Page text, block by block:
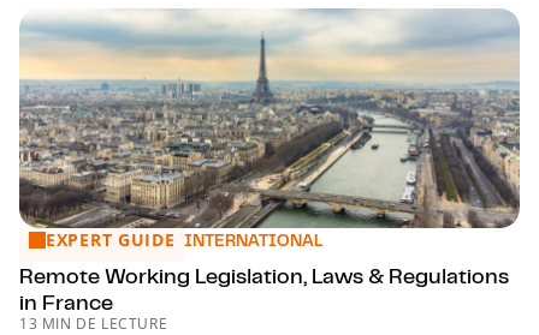
Remote Working Legislation, Laws & Regulations in France
EXPERT GUIDE INTERNATIONAL
Remote Working Legislation, Laws & Regulations
in France
13 MIN DE LECTURE